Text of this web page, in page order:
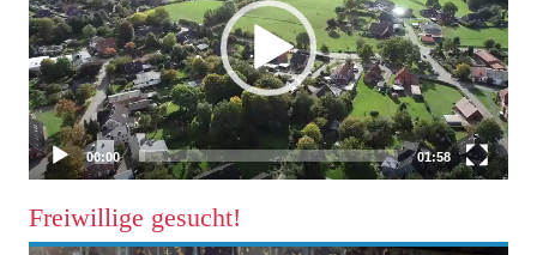
00:00 01:58
Freiwillige gesucht!